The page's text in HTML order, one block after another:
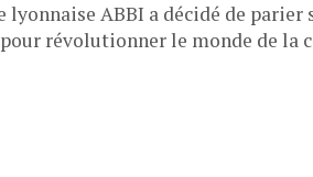
lyonnaise ABBI a décidé de
révolutionner le monde de la